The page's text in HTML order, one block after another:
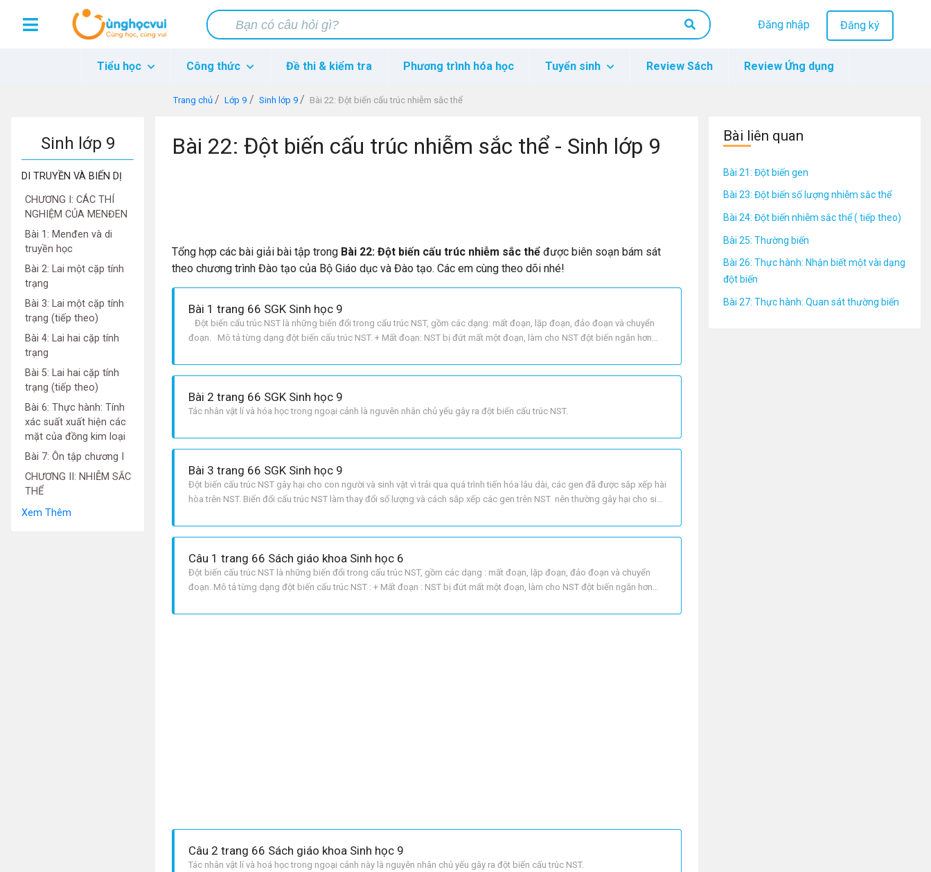
Đăng nhập Đăng ký
Tiểu học Công thức Đề thi & kiểm tra Phương trình hóa học Tuyển sinh Review Sách Review Ứng dụng
Trang chủ Lớp 9 Sinh lớp 9 Bài 22: Đột biến cấu trúc nhiễm sắc thể
Sinh lớp 9
DI TRUYỀN VÀ BIẾN DỊ
CHƯƠNG I: CÁC THÍ
NGHIỆM CỦA MENĐEN
Bài 1: Menđen và di
truyền học
Bài 2: Lai một cặp tính
trạng
Bài 3: Lai một cặp tính
trạng (tiếp theo)
Bài 4: Lai hai cặp tính
trạng
Bài 5: Lai hai cặp tính
trạng (tiếp theo)
Bài 6: Thực hành: Tính
xác suất xuất hiện các
mặt của đồng kim loại
Bài 7: Ôn tập chương I
CHƯƠNG II: NHIỄM SẮC
THỂ
Xem Thêm
Bài 22: Đột biến cấu trúc nhiễm sắc thể - Sinh lớp 9
Tổng hợp các bài giải bài tập trong Bài 22: Đột biến cấu trúc nhiễm sắc thể được biên soạn bám sát
theo chương trình Đào tạo của Bộ Giáo dục và Đào tạo. Các em cùng theo dõi nhé!
Bài 1 trang 66 SGK Sinh học 9
Đột biến cấu trúc NST là những biến đổi trong cấu trúc NST, gồm các dạng: mất đoạn, lặp đoạn, đảo đoạn và chuyển
đoạn. Mô tả từng dạng đột biến cấu trúc NST. + Mất đoạn: NST bị đứt mất một đoạn, làm cho NST đột biến ngắn hơn
Bài 2 trang 66 SGK Sinh học 9
Tác nhân vật lí và hóa học trong ngoại cảnh là nguvên nhân chủ yếu gây ra đột biến cấu trúc NST.
Bài 3 trang 66 SGK Sinh học 9
Đột biến cấu trúc NST gây hại cho con người và sinh vật vì trải qua quá trình tiến hóa lâu dài, các gen đã được sắp xếp hài
hòa trên NST. Biến đổi cấu trúc NST làm thay đổi số lượng và cách sắp xếp các gen trên NST nên thường gây hại cho sinh
Câu 1 trang 66 Sách giáo khoa Sinh học 6
Đột biến cấu trúc NST là những biến đổi trong cấu trúc NST, gồm các dạng : mất đoạn, lặp đoạn, đảo đoạn và chuyển
đoạn. Mô tả từng dạng đột biến cấu trúc NST : + Mất đoạn : NST bị đứt mất một đoạn, làm cho NST đột biến ngắn hơn
Câu 2 trang 66 Sách giáo khoa Sinh học 9
Tác nhân vật lí và hoá học trong ngoại cảnh này là nguyên nhân chủ yếu gây ra đột biến cấu trúc NST.
Bài liên quan
Bài 21: Đột biến gen
Bài 23: Đột biến số lượng nhiễm sắc thể
Bài 24: Đột biến nhiễm sắc thể ( tiếp theo)
Bài 25: Thường biến
Bài 26: Thực hành: Nhận biết một vài dạng
đột biến
Bài 27: Thực hành: Quan sát thường biến